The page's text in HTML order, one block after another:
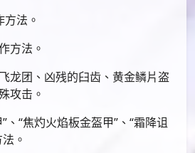
法。
方法。
龙团、凶残的臼齿、黄金鳞片盗
攻击。
、“焦灼火焰板金盔甲”、“霜降诅
。